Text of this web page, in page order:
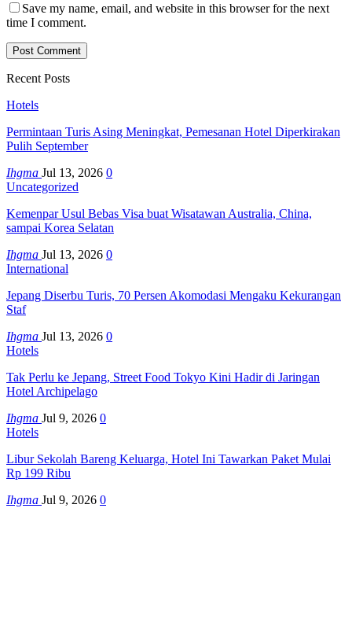
Save my name, email, and website in this browser for the next
time I comment.
Recent Posts
Hotels
Permintaan Turis Asing Meningkat, Pemesanan Hotel Diperkirakan
Pulih September
Ihgma Jul 13, 2026 0
Uncategorized
Kemenpar Usul Bebas Visa buat Wisatawan Australia, China,
sampai Korea Selatan
Ihgma Jul 13, 2026 0
International
Jepang Diserbu Turis, 70 Persen Akomodasi Mengaku Kekurangan
Staf
Ihgma Jul 13, 2026 0
Hotels
Tak Perlu ke Jepang, Street Food Tokyo Kini Hadir di Jaringan
Hotel Archipelago
Ihgma Jul 9, 2026 0
Hotels
Libur Sekolah Bareng Keluarga, Hotel Ini Tawarkan Paket Mulai
Rp 199 Ribu
Ihgma Jul 9, 2026 0